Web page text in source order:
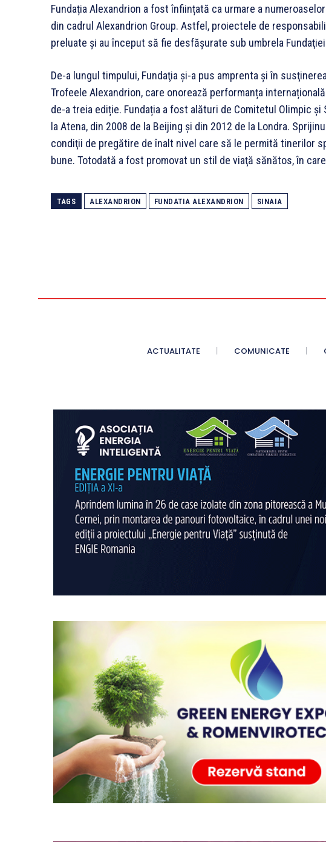
Fundația Alexandrion a fost înființată ca urmare a
din cadrul Alexandrion Group. Astfel, proiectele de
preluate şi au început să fie desfăşurate sub umbrela
De-a lungul timpului, Fundaţia şi-a pus amprenta și în
Trofeele Alexandrion, care onorează performanța
de-a treia ediție. Fundația a fost alături de Comitetul Olimpic şi
la Atena, din 2008 de la Beijing şi din 2012 de la Londra.
condiţii de pregătire de înalt nivel care să le permită tinerilor
bune. Totodată a fost promovat un stil de viaţă sănătos, în
TAGS ALEXANDRION FUNDATIA ALEXANDRION SINAIA
ACTUALITATE COMUNICATE